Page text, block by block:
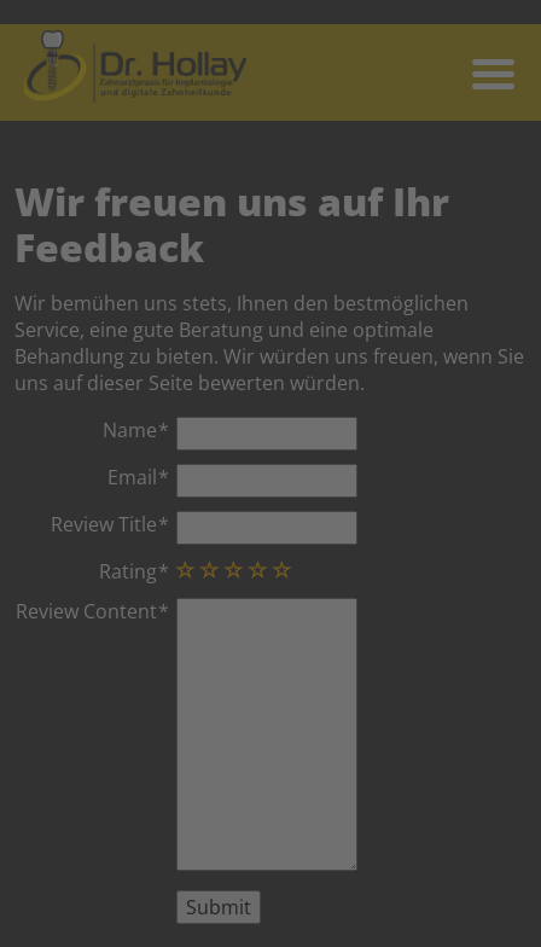
Wir freuen uns auf Ihr
Feedback
Wir bemühen uns stets, Ihnen den bestmöglichen
Service, eine gute Beratung und eine optimale
Behandlung zu bieten. Wir würden uns freuen, wenn Sie
uns auf dieser Seite bewerten würden.
Name
Email
Review Title
Rating
Review Content